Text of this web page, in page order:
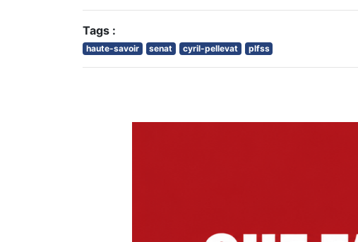
Tags :
haute-savoir senat cyril-pellevat plfss